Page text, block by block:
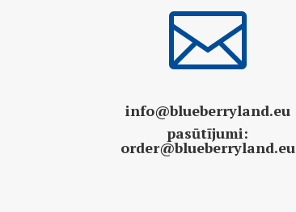

info@blueberryland.eu
pasūtījumi:
order@blueberryland.eu